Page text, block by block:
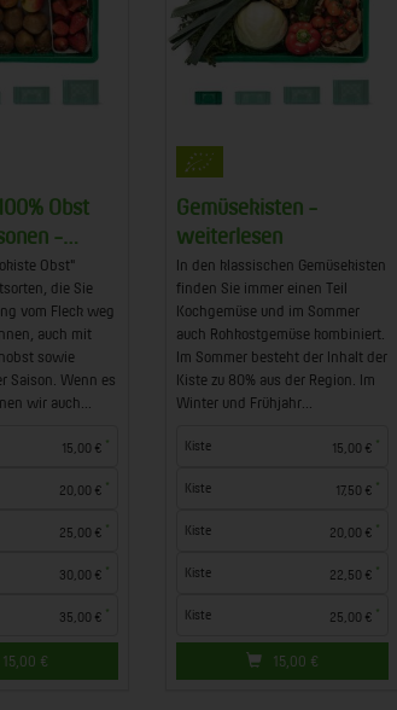
Obst
-
Obst"
die Sie
vom Fleck weg
auch mit
sowie
Saison. Wenn es
wir auch...
15,00 € *
20,00 € *
25,00 € *
30,00 € *
35,00 € *
15,00 €
Gemüsekisten -
weiterlesen
In den klassischen Gemüsekisten
finden Sie immer einen Teil
Kochgemüse und im Sommer
auch Rohkostgemüse kombiniert.
Im Sommer besteht der Inhalt der
Kiste zu 80% aus der Region. Im
Winter und Frühjahr...
Kiste 15,00 € *
Kiste 17,50 € *
Kiste 20,00 € *
Kiste 22,50 € *
Kiste 25,00 € *
15,00 €